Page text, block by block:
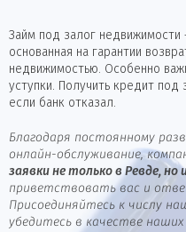
Займ под залог
основанная на гарантии
недвижимостью. Особенно
уступки. Получить кредит
если банк отказал.
Благодаря постоянному
онлайн-обслуживание,
заявки не только в Ревде, но
приветствовать вас и
Присоединяйтесь к числу
убедитесь в качестве наших